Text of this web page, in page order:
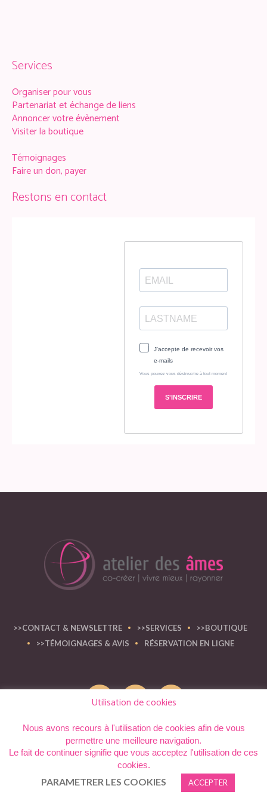
Services
Organiser pour vous
Partenariat et échange de liens
Annoncer votre évènement
Visiter la boutique
Témoignages
Faire un don, payer
Restons en contact
>>CONTACT & NEWSLETTRE >>SERVICES
>>BOUTIQUE
>>TÉMOIGNAGES & AVIS
RÉSERVATION EN LIGNE
atelier des âmes © 2012 - 2023 | Tous les droits réservés
Utilisation de cookies
Nous avons recours à l'utilisation de cookies afin de vous
permettre une meilleure navigation.
Le fait de continuer signifie que vous acceptez l'utilisation de ces
cookies.
PARAMETRER LES COOKIES ACCEPTER